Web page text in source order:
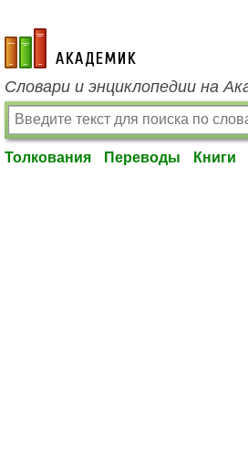
academic.ru
Словари и энциклопедии на
Толкования Переводы Книги